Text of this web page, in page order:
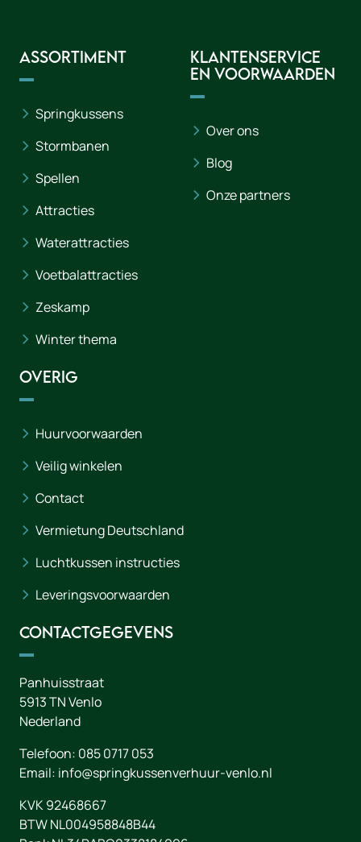
Assortiment
Springkussens
Stormbanen
Spellen
Attracties
Waterattracties
Voetbalattracties
Zeskamp
Winter thema
Klantenservice
en voorwaarden
Over ons
Blog
Onze partners
Overig
Huurvoorwaarden
Veilig winkelen
Contact
Vermietung Deutschland
Luchtkussen instructies
Leveringsvoorwaarden
Contactgegevens
Panhuisstraat
5913 TNVenlo
Nederland
Telefoon: 085 0717 053
Email: info@springkussenverhuur-venlo.nl
KVK 92468667
BTW NL004958848B44